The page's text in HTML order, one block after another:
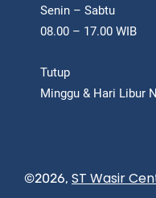
Senin – Sabtu
08.00 – 17.00 WIB
Tutup
Minggu & Hari Libur
©2026, ST Wasir